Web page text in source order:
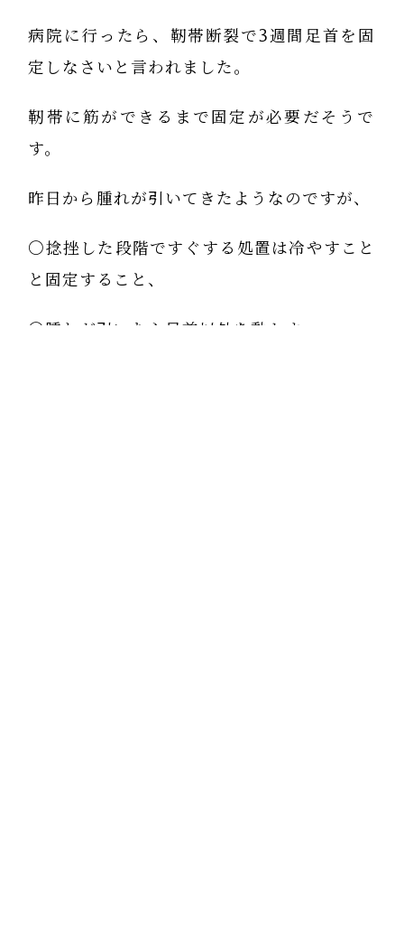
病院に行ったら、靭帯断裂で3週間足首を固
定しなさいと言われました。
靭帯に筋ができるまで固定が必要だそうで
す。
昨日から腫れが引いてきたようなのですが、
〇捻挫した段階ですぐする処置は冷やすこと
と固定すること、
〇腫れが引いたら足首以外を動かす、